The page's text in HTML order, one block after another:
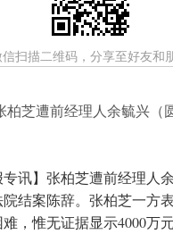
信扫描二维码，分享至好友和
柏芝遭前经理人余毓兴（
专讯】张柏芝遭前经理人
结案陈辞。张柏芝一方
，惟无证据显示4000万